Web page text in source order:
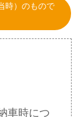
時）のもので
車時につ